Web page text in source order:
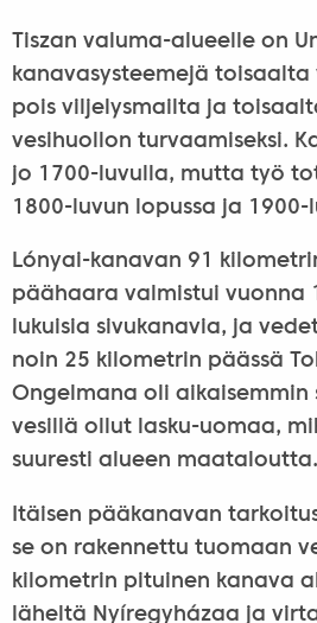
Tiszan valuma-alueelle on
kanavasysteemejä toisaalta
pois viljelysmailta ja
vesihuollon turvaamiseksi.
jo 1700-luvulla, mutta työ
1800-luvun lopussa ja 1900-
Lónyai-kanavan 91
päähaara valmistui vuonna
lukuisia sivukanavia, ja
noin 25 kilometrin päässä
Ongelmana oli aikaisemmin
vesillä ollut lasku-uomaa,
suuresti alueen maataloutta.
Itäisen pääkanavan
se on rakennettu tuomaan
kilometrin pituinen kanava
läheltä Nyíregyházaa ja